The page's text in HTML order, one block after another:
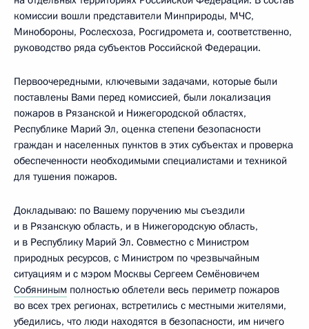
комиссии вошли представители Минприроды, МЧС,
Минобороны, Рослесхоза, Росгидромета и, соответственно,
руководство ряда субъектов Российской Федерации.
Первоочередными, ключевыми задачами, которые были
поставлены Вами перед комиссией, были локализация
пожаров в Рязанской и Нижегородской областях,
Республике Марий Эл, оценка степени безопасности
граждан и населенных пунктов в этих субъектах и проверка
обеспеченности необходимыми специалистами и техникой
для тушения пожаров.
Докладываю: по Вашему поручению мы съездили
и в Рязанскую область, и в Нижегородскую область,
и в Республику Марий Эл. Совместно с Министром
природных ресурсов, с Министром по чрезвычайным
ситуациям и с мэром Москвы Сергеем Семёновичем
Собяниным полностью облетели весь периметр пожаров
во всех трех регионах, встретились с местными жителями,
убедились, что люди находятся в безопасности, им ничего